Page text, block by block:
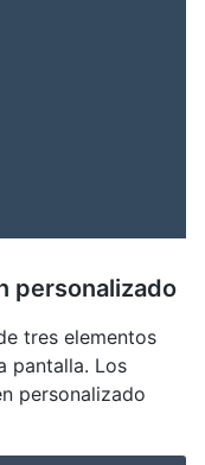
personalizado
tres elementos
pantalla. Los
personalizado